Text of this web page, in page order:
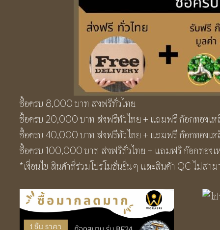
ซื้อครบ 8,000 บาท ส่งฟรีทั่วไทย
ซื้อครบ 20,000 บาท ส่งฟรีทั่วไทย + แถมฟรี ก๊อกทองเห
ซื้อครบ 40,000 บาท ส่งฟรีทั่วไทย + แถมฟรี ก๊อกทองเ
ซื้อครบ 100,000 บาท ส่งฟรีทั่วไทย + แถมฟรี ก๊อกทอง
*เงื่อนไข สินค้าที่ร่วมโปรโมชั่นอื่น ๆ และสินค้า QC ไม่สา